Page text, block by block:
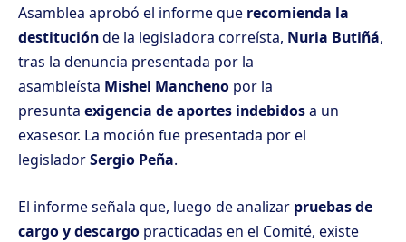
Asamblea aprobó el informe que recomienda la
destituciónde la legisladora correísta, Nuria Butiñá,
tras la denuncia presentada por la
asambleísta Mishel Mancheno por la
presunta exigencia de aportes indebidosa un
exasesor. La moción fue presentada por el
legisladorSergio Peña.
El informe señala que, luego de analizar pruebas de
cargo y descargo practicadas en el Comité, existe